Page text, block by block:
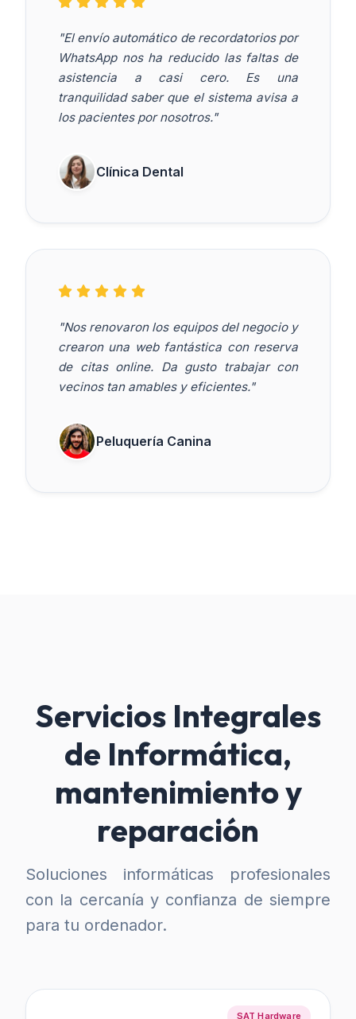
"El envío automático de recordatorios por
WhatsApp nos ha reducido las faltas de
asistencia a casi cero. Es una
tranquilidad saber que el sistema avisa a
los pacientes por nosotros."
Clínica Dental
"Nos renovaron los equipos del negocio y
crearon una web fantástica con reserva
de citas online. Da gusto trabajar con
vecinos tan amables y eficientes."
Peluquería Canina
Servicios Integrales
de Informática,
mantenimiento y
reparación
Soluciones informáticas profesionales
con la cercanía y confianza de siempre
para tu ordenador.
SAT Hardware